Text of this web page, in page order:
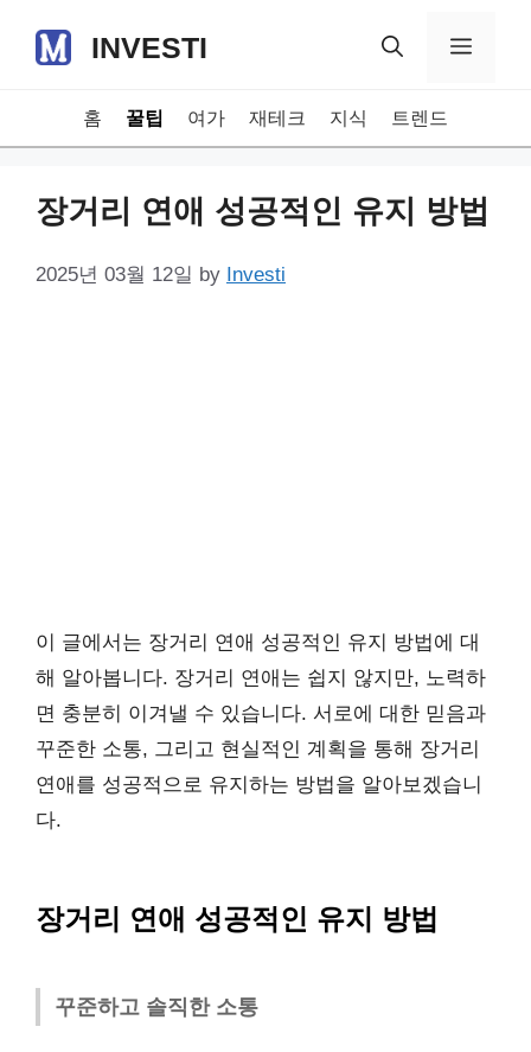
content
INVESTI Menu
홈 꿀팁 여가 재테크 지식 트렌드
장거리 연애 성공적인 유지 방법
2025년 03월 12일 by Investi
이 글에서는 장거리 연애 성공적인 유지 방법에 대
해 알아봅니다. 장거리 연애는 쉽지 않지만, 노력하
면 충분히 이겨낼 수 있습니다. 서로에 대한 믿음과
꾸준한 소통, 그리고 현실적인 계획을 통해 장거리
연애를 성공적으로 유지하는 방법을 알아보겠습니
다.
장거리 연애 성공적인 유지 방법
꾸준하고 솔직한 소통